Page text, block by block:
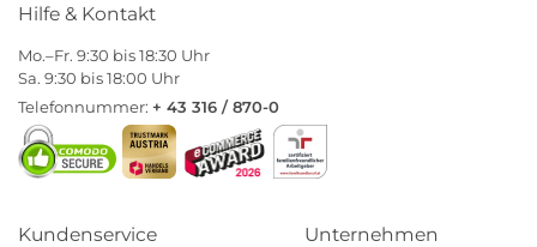
Hilfe & Kontakt
Mo.–Fr. 9:30 bis 18:30 Uhr
Sa. 9:30 bis 18:00 Uhr
Telefonnummer: + 43 316 / 870-0
Kundenservice Unternehmen